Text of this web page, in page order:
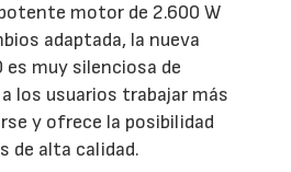
motor de 2.600 W
adaptada, la nueva
es muy silenciosa de
los usuarios trabajar más
y ofrece la posibilidad
de alta calidad.